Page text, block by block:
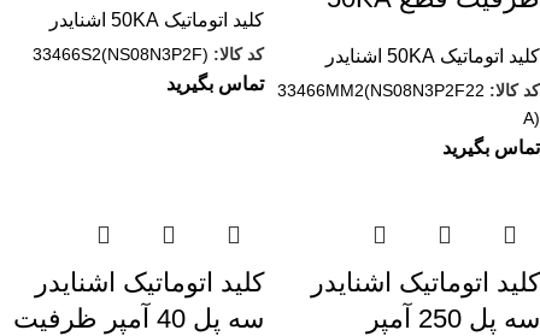
کلید اتوماتیک 50KA اشنایدر
کد کالا: 33466MM2(NS08N3P2F22
A)
تماس بگیرید
کلید اتوماتیک 50KA اشنایدر
کد کالا: 33466S2(NS08N3P2F)
تماس بگیرید
کليد اتوماتیک اشنایدر
سه پل 250 آمپر
کليد اتوماتیک اشنایدر
سه پل 40 آمپر ظرفیت